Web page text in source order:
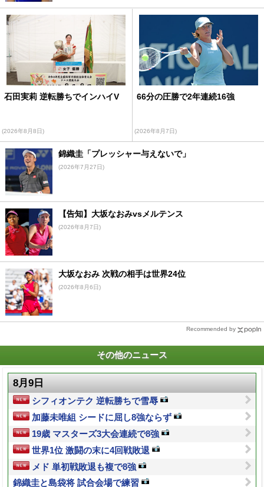
石田実莉 逆転勝ちでインハイV
(2026年8月8日)
66分の圧勝で2年連続16強
(2026年8月7日)
錦織圭「プレッシャー与えないで」
(2026年7月27日)
【告知】大坂なおみvsメルテンス
(2026年8月7日)
大坂なおみ 次戦の相手は世界24位
(2026年8月6日)
Recommended by
その他のニュース
8月9日
シフィオンテク 逆転勝ちで雪辱
加藤未唯組 シードに屈し8強ならず
19歳 マスターズ3大会連続で8強
世界1位 激闘の末に4回戦敗退
メド 単初戦敗退も複で8強
錦織圭と島袋将 試合会場で練習